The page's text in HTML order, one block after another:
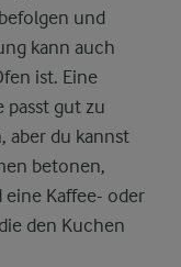
und
kann auch
ist. Eine
passt gut zu
aber du kannst
betonen,
eine Kaffee- oder
den Kuchen